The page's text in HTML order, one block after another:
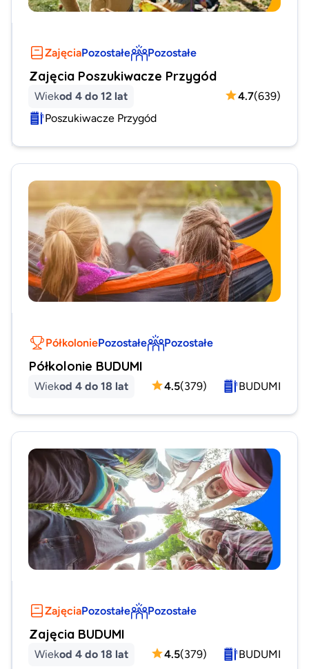
ZajęciaPozostałe Pozostałe
Zajęcia Poszukiwacze Przygód
Wiekod 4 do 12 lat 4.7(639)
Poszukiwacze Przygód
PółkoloniePozostałe Pozostałe
Półkolonie BUDUMI
Wiekod 4 do 18 lat 4.5(379) BUDUMI
ZajęciaPozostałe Pozostałe
Zajęcia BUDUMI
Wiekod 4 do 18 lat 4.5(379) BUDUMI